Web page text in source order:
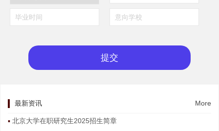
最新资讯 More
北京大学在职研究生2025招生简章